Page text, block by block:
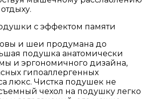
с эффектом памяти
и шеи продумана до
подушка анатомически
и эргономичного дизайна,
гипоаллергенных
люкс. Чистка подушек не
чехол на подушку легко